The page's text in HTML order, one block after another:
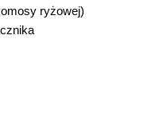
ryżowej)